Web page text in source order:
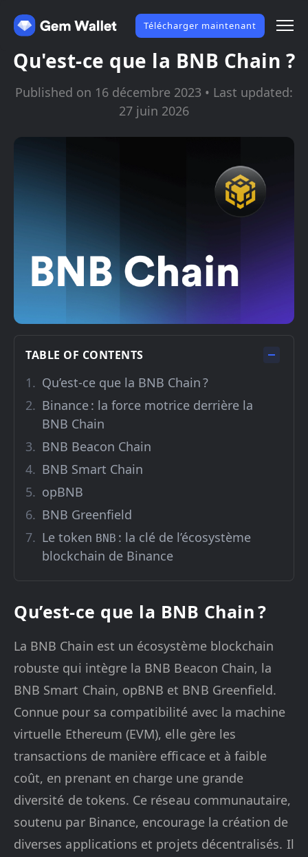
Télécharger maintenant
Qu'est-ce que la BNB Chain ?
Published on 16 décembre 2023 • Last updated:
27 juin 2026
TABLE OF CONTENTS
Qu’est-ce que la BNB Chain ?
Binance : la force motrice derrière la
BNB Chain
BNB Beacon Chain
BNB Smart Chain
opBNB
BNB Greenfield
Le token BNB : la clé de l’écosystème
blockchain de Binance
Qu’est-ce que la BNB Chain ?
La BNB Chain est un écosystème blockchain
robuste qui intègre la BNB Beacon Chain, la
BNB Smart Chain, opBNB et BNB Greenfield.
Connue pour sa compatibilité avec la machine
virtuelle Ethereum (EVM), elle gère les
transactions de manière efficace et à faible
coût, en prenant en charge une grande
diversité de tokens. Ce réseau communautaire,
soutenu par Binance, encourage la création de
diverses applications et projets décentralisés. Il